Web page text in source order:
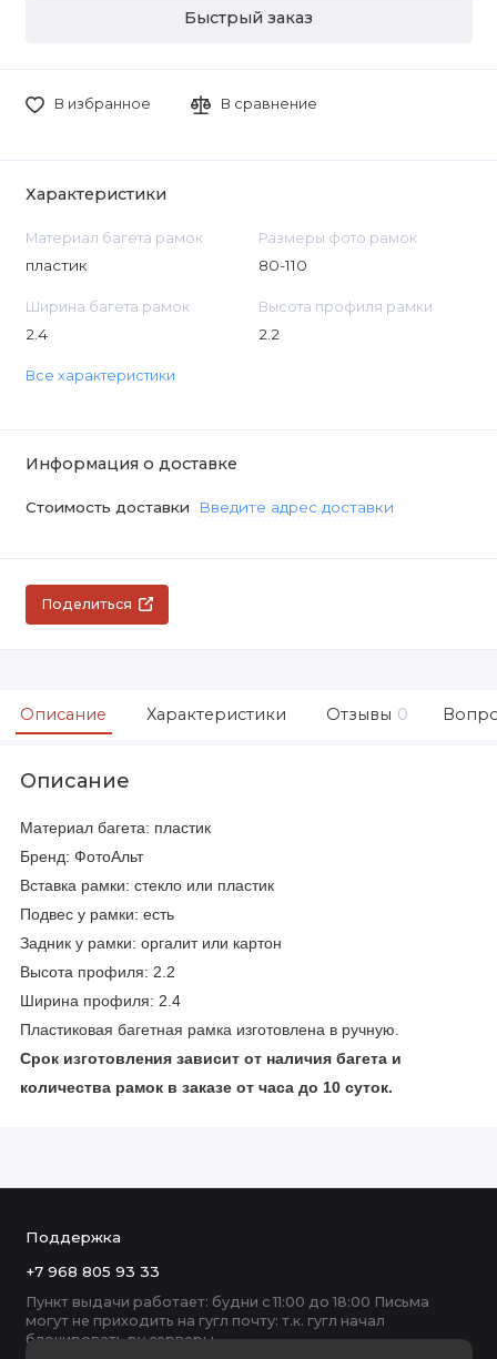
Быстрый заказ
В избранное В сравнение
Характеристики
Материал багета рамок
пластик
Размеры фото рамок
80-110
Ширина багета рамок
2.4
Высота профиля рамки
2.2
Все характеристики
Информация о доставке
Стоимость доставки Введите адрес доставки
Поделиться
Описание Характеристики Отзывы 0
Описание
Материал багета: пластик
Бренд: ФотоАльт
Вставка рамки: стекло или пластик
Подвес у рамки: есть
Задник у рамки: оргалит или картон
Высота профиля: 2.2
Ширина профиля: 2.4
Пластиковая багетная рамка изготовлена в ручную.
Срок изготовления зависит от наличия багета и
количества рамок в заказе от часа до 10 суток.
Поддержка
+7 968 805 93 33
Пункт выдачи работает: будни с 11:00 до 18:00 Письма
могут не приходить на гугл почту: т.к. гугл начал
блокировать ру серверы